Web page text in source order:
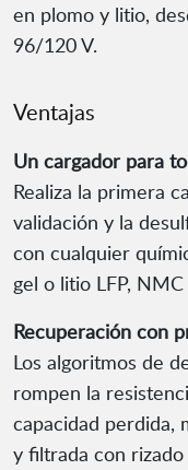
en plomo y litio,
96/120 V.
Ventajas
Un cargador para
Realiza la primera
validación y la
con cualquier
gel o litio LFP, NMC
Recuperación con
Los algoritmos de
rompen la
capacidad perdida,
y filtrada con